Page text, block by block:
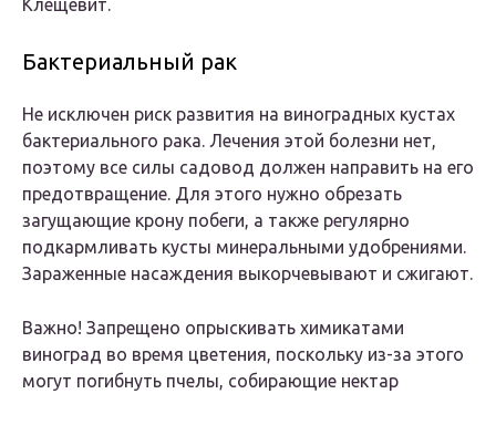
Клещевит.
Бактериальный рак
Не исключен риск развития на виноградных кустах
бактериального рака. Лечения этой болезни нет,
поэтому все силы садовод должен направить на его
предотвращение. Для этого нужно обрезать
загущающие крону побеги, а также регулярно
подкармливать кусты минеральными удобрениями.
Зараженные насаждения выкорчевывают и сжигают.
Важно! Запрещено опрыскивать химикатами
виноград во время цветения, поскольку из-за этого
могут погибнуть пчелы, собирающие нектар